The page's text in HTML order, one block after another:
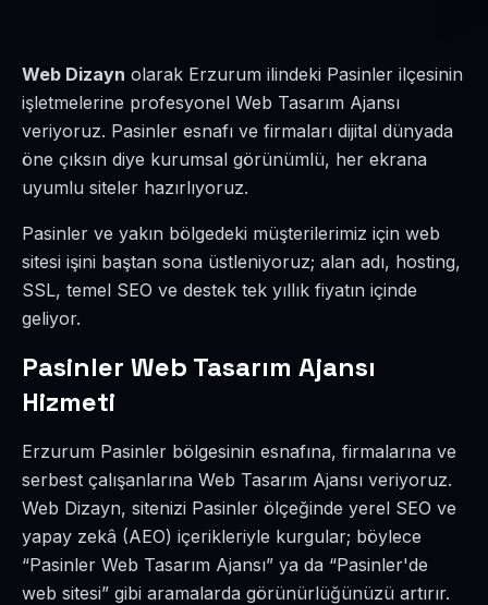
Web Dizayn olarak Erzurum ilindeki Pasinler ilçesinin
işletmelerine profesyonel Web Tasarım Ajansı
veriyoruz. Pasinler esnafı ve firmaları dijital dünyada
öne çıksın diye kurumsal görünümlü, her ekrana
uyumlu siteler hazırlıyoruz.
Pasinler ve yakın bölgedeki müşterilerimiz için web
sitesi işini baştan sona üstleniyoruz; alan adı, hosting,
SSL, temel SEO ve destek tek yıllık fiyatın içinde
geliyor.
Pasinler Web Tasarım Ajansı
Hizmeti
Erzurum Pasinler bölgesinin esnafına, firmalarına ve
serbest çalışanlarına Web Tasarım Ajansı veriyoruz.
Web Dizayn, sitenizi Pasinler ölçeğinde yerel SEO ve
yapay zekâ (AEO) içerikleriyle kurgular; böylece
“Pasinler Web Tasarım Ajansı” ya da “Pasinler'de
web sitesi” gibi aramalarda görünürlüğünüzü artırır.